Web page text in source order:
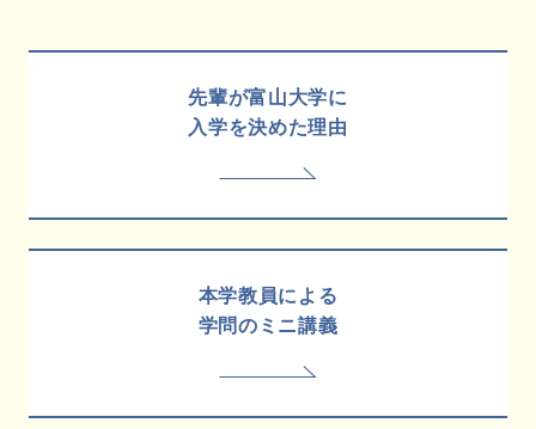
先輩が富山大学に
入学を決めた理由
本学教員による
学問のミニ講義